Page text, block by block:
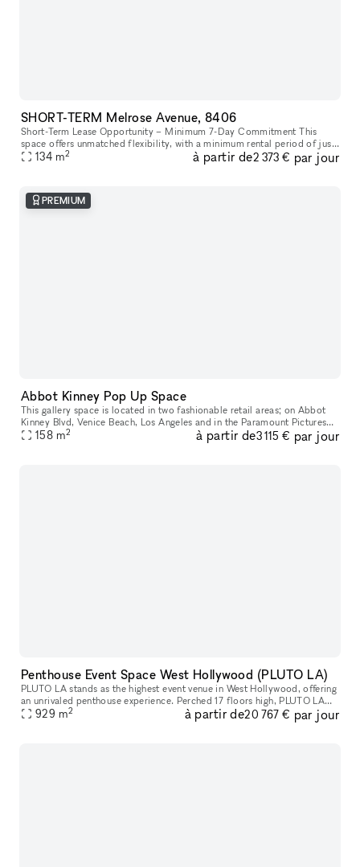
SHORT-TERM Melrose Avenue, 8406
Short-Term Lease Opportunity – Minimum 7-Day Commitment This
space offers unmatched flexibility, with a minimum rental period of just
7 days. As one of our unique, highly flexible spaces, it’s desig
134 m2 à partir de2 373 € par jour
PREMIUM
Abbot Kinney Pop Up Space
This gallery space is located in two fashionable retail areas; on Abbot
Kinney Blvd, Venice Beach, Los Angeles and in the Paramount Pictures
building in Surry Hills, Sydney. GQ magazine named Abbot K
158 m2 à partir de3 115 € par jour
Penthouse Event Space West Hollywood (PLUTO LA)
PLUTO LA stands as the highest event venue in West Hollywood, offering
an unrivaled penthouse experience. Perched 17 floors high, PLUTO LA
features breathtaking 360-degree views, floor-to-ceiling win
929 m2 à partir de20 767 € par jour